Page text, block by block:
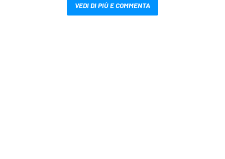
VEDI DI PIÙ E COMMENTA